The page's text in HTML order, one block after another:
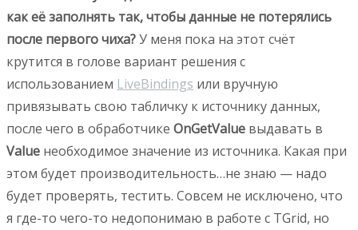
как её заполнять так, чтобы данные не потерялись
после первого чиха?У меня пока на этот счёт
крутится в голове вариант решения с
использованием LiveBindings или вручную
привязывать свою табличку к источнику данных,
после чего в обработчике OnGetValue выдавать в
Value необходимое значение из источника. Какая при
этом будет производительность…не знаю — надо
будет проверять, тестить. Совсем не исключено, что
я где-то чего-то недопонимаю в работе с TGrid, но